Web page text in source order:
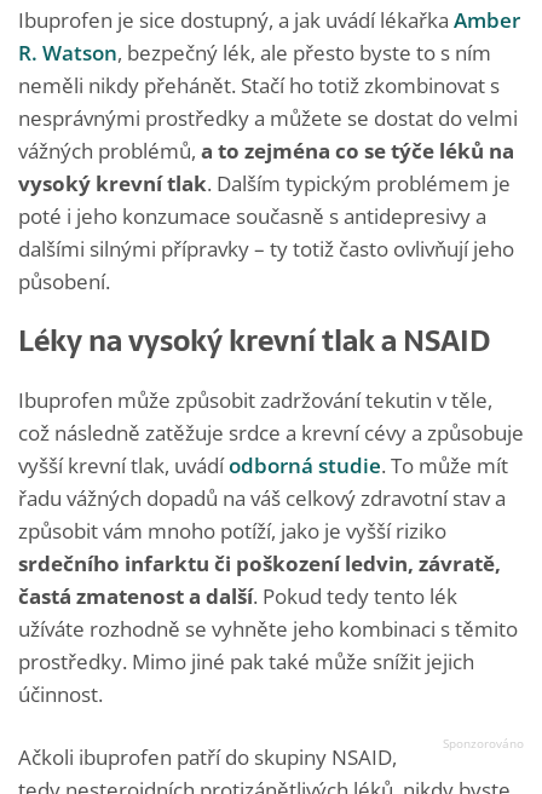
Ibuprofen je sice dostupný, a jak uvádí lékařka Amber
R. Watson, bezpečný lék, ale přesto byste to s ním
neměli nikdy přehánět. Stačí ho totiž zkombinovat s
nesprávnými prostředky a můžete se dostat do velmi
vážných problémů, a to zejména co se týče léků na
vysoký krevní tlak. Dalším typickým problémem je
poté i jeho konzumace současně s antidepresivy a
dalšími silnými přípravky – ty totiž často ovlivňují jeho
působení.
Léky na vysoký krevní tlak a NSAID
Ibuprofen může způsobit zadržování tekutin v těle,
což následně zatěžuje srdce a krevní cévy a způsobuje
vyšší krevní tlak, uvádíodborná studie. To může mít
řadu vážných dopadů na váš celkový zdravotní stav a
způsobit vám mnoho potíží, jako je vyšší riziko
srdečního infarktu či poškození ledvin, závratě,
častá zmatenost a další. Pokud tedy tento lék
užíváte rozhodně se vyhněte jeho kombinaci s těmito
prostředky. Mimo jiné pak také může snížit jejich
účinnost.
Ačkoli ibuprofen patří do skupiny NSAID,